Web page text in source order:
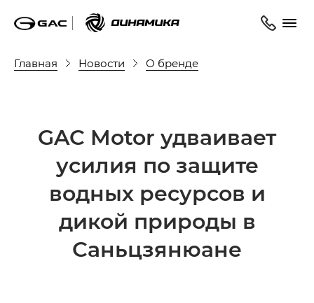
Главная Новости О бренде
GAC Motor удваивает
усилия по защите
водных ресурсов и
дикой природы в
Саньцзянюане